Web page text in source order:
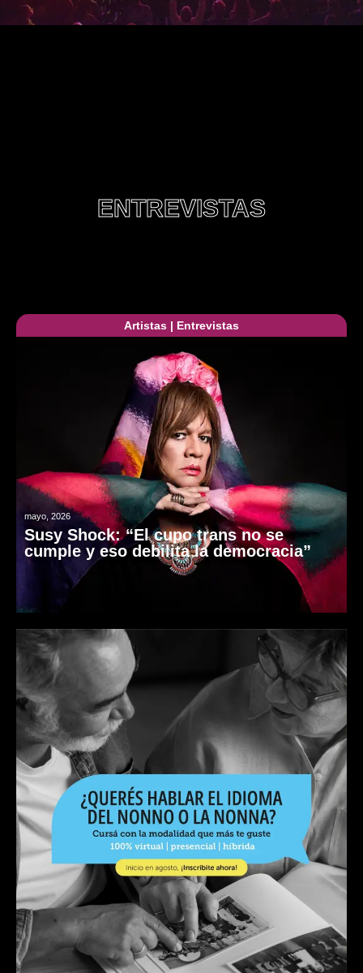
ENTREVISTAS
Artistas | Entrevistas
mayo, 2026
Susy Shock: “El cupo trans no se
cumple y eso debilita la democracia”